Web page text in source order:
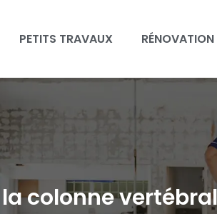
PETITS TRAVAUX RÉNOVATION
colonne